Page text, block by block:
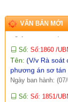
VĂN BẢN MỚI
Số:Số:1860 /
Tên:(V/v Rà soát
phương án sơ tán
Ngày ban hành:
Số: Số: 1851/
Tên: (V/v thông
dữ liệu, nền tảng
xã Sì Lở Lầu)